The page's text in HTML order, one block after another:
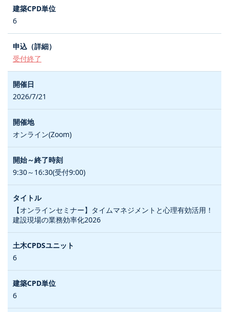
6
受付終了
2026/7/21
オンライン(Zoom)
9:30～16:30(受付9:00)
【オンラインセミナー】タイムマネジメントと心理有効活用！
建設現場の業務効率化2026
6
6